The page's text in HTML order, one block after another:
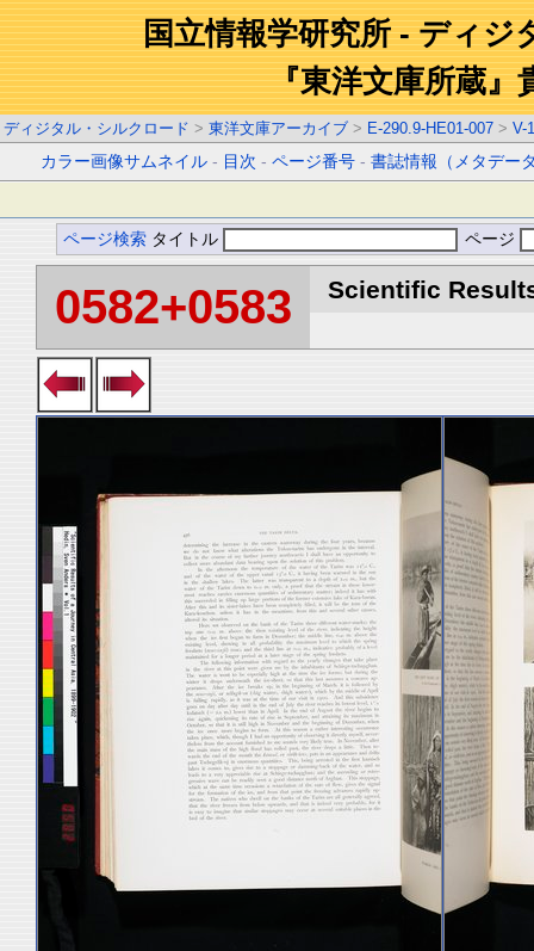
国立情報学研究所 - ディジ
『東洋文庫所蔵』
ディジタル・シルクロード > 東洋文庫アーカイブ > E-290.9-HE01-007 > V-1
カラー画像サムネイル - 目次 -ページ番号 -書誌情報（メタデー
ページ検索 タイトル ページ
0582+0583 Scientific